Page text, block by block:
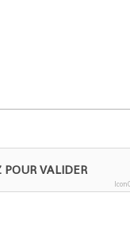
POUR VALIDER